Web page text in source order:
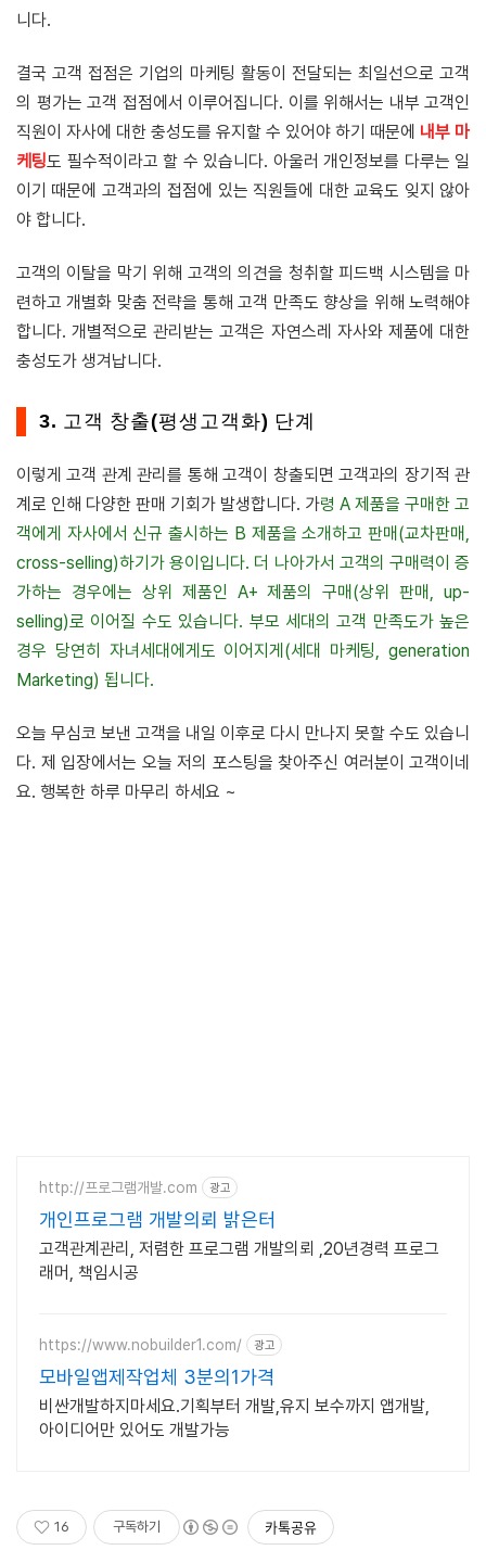
니다.
결국 고객 접점은 기업의 마케팅 활동이 전달되는 최일선으로 고객
의 평가는 고객 접점에서 이루어집니다. 이를 위해서는 내부 고객인
직원이 자사에 대한 충성도를 유지할 수 있어야 하기 때문에 내부 마
케팅도 필수적이라고 할 수 있습니다. 아울러 개인정보를 다루는 일
이기 때문에 고객과의 접점에 있는 직원들에 대한 교육도 잊지 않아
야 합니다.
고객의 이탈을 막기 위해 고객의 의견을 청취할 피드백 시스템을 마
련하고 개별화 맞춤 전략을 통해 고객 만족도 향상을 위해 노력해야
합니다. 개별적으로 관리받는 고객은 자연스레 자사와 제품에 대한
충성도가 생겨납니다.
3. 고객 창출(평생고객화) 단계
이렇게 고객 관계 관리를 통해 고객이 창출되면 고객과의 장기적 관
계로 인해 다양한 판매 기회가 발생합니다. 가령 A 제품을 구매한 고
객에게 자사에서 신규 출시하는 B 제품을 소개하고 판매(교차판매,
cross-selling)하기가 용이입니다. 더 나아가서 고객의 구매력이 증
가하는 경우에는 상위 제품인 A+ 제품의 구매(상위 판매, up-
selling)로 이어질 수도 있습니다. 부모 세대의 고객 만족도가 높은
경우 당연히 자녀세대에게도 이어지게(세대 마케팅, generation
Marketing) 됩니다.
오늘 무심코 보낸 고객을 내일 이후로 다시 만나지 못할 수도 있습니
다. 제 입장에서는 오늘 저의 포스팅을 찾아주신 여러분이 고객이네
요. 행복한 하루 마무리 하세요 ~
http://프로그램개발.com 광고
개인프로그램 개발의뢰 밝은터
고객관계관리, 저렴한 프로그램 개발의뢰 ,20년경력 프로그
래머, 책임시공
https://www.nobuilder1.com/ 광고
모바일앱제작업체 3분의1가격
비싼개발하지마세요.기획부터 개발,유지 보수까지 앱개발,
아이디어만 있어도 개발가능
16 구독하기 카톡공유